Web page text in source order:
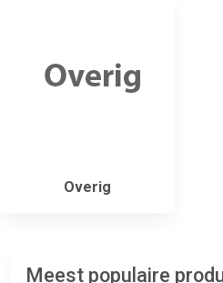
Overig
Meest populaire